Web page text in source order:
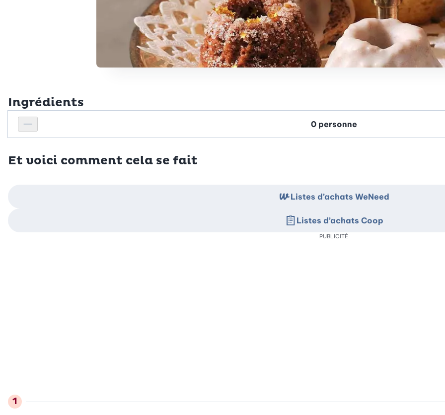
Ingrédients
Réduire le nombre de personnes
Personnes
Et voici comment cela se fait
Listes d’achats WeNeed
Listes d’achats Coop
PUBLICITÉ